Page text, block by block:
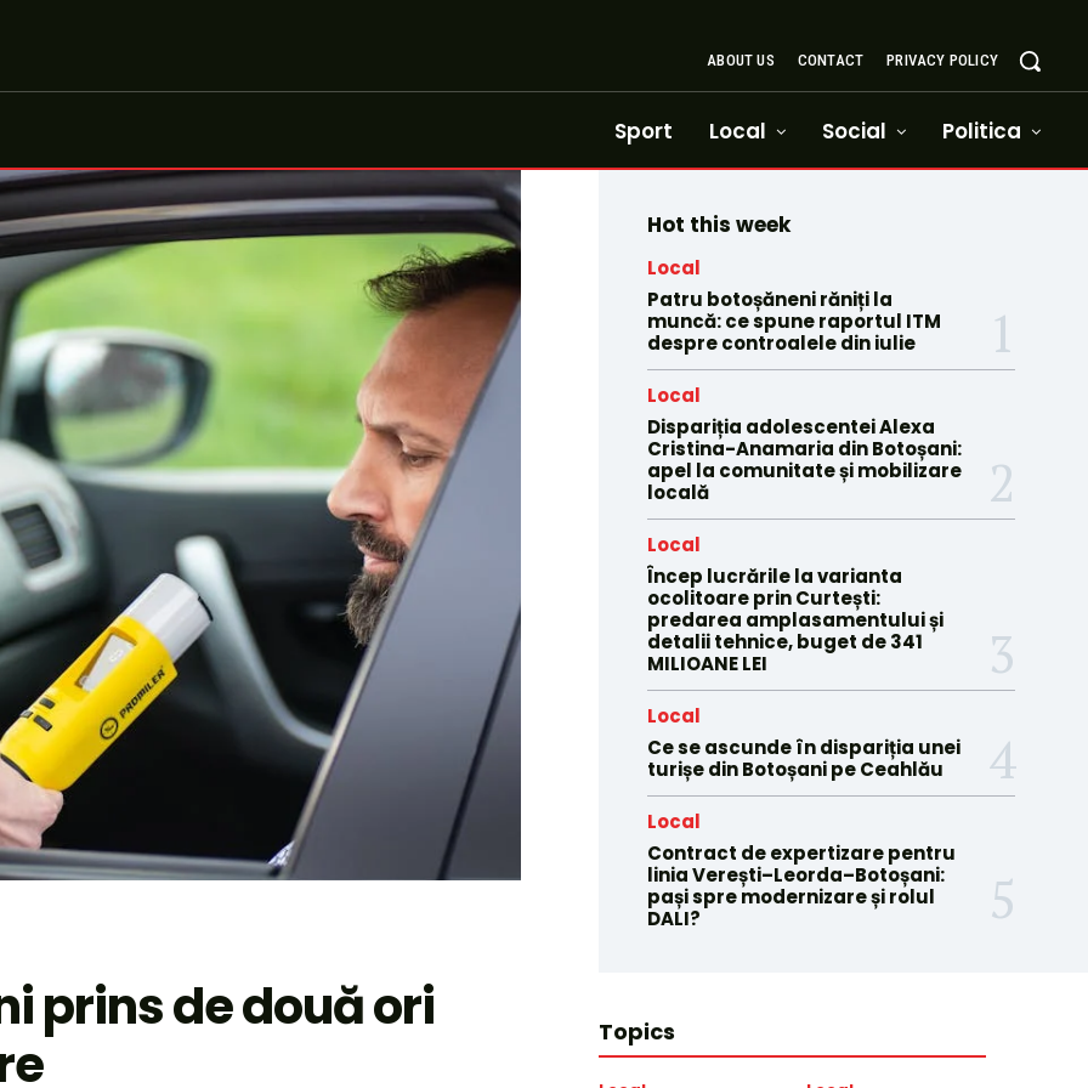
ABOUT US CONTACT PRIVACY POLICY
Sport Local Social Politica
prins de două ori
Hot this week
Local
Patru botoșăneni răniți la
muncă: ce spune raportul ITM
despre controalele din iulie
Local
Dispariția adolescentei Alexa
Cristina-Anamaria din Botoșani:
apel la comunitate și mobilizare
locală
Local
Încep lucrările la varianta
ocolitoare prin Curtești:
predarea amplasamentului și
detalii tehnice, buget de 341
MILIOANE LEI
Local
Ce se ascunde în dispariția unei
turișe din Botoșani pe Ceahlău
Local
Contract de expertizare pentru
linia Verești–Leorda–Botoșani:
pași spre modernizare și rolul
DALI?
Topics